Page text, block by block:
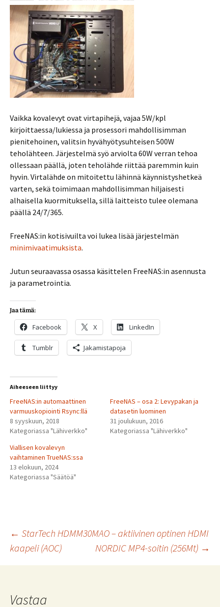
Vaikka kovalevyt ovat virtapihejä, vajaa 5W/kpl
kirjoittaessa/lukiessa ja prosessori mahdollisimman
pienitehoinen, valitsin hyvähyötysuhteisen 500W
teholähteen. Järjestelmä syö arviolta 60W verran tehoa
ollessaan päällä, joten teholähde riittää paremmin kuin
hyvin. Virtalähde on mitoitettu lähinnä käynnistyshetkeä
varten, sekä toimimaan mahdollisimman hiljaisesti
alhaisella kuormituksella, sillä laitteisto tulee olemana
päällä 24/7/365.
FreeNAS:in kotisivuilta voi lukea lisää järjestelmän
minimivaatimuksista.
Jutun seuraavassa osassa käsittelen FreeNAS:in asennusta
ja parametrointia.
Jaa tämä:
Facebook X LinkedIn
Tumblr Jakamistapoja
Aiheeseen liittyy
FreeNAS:in automaattinen
varmuuskopiointi Rsync:llä
8 syyskuun, 2018
Kategoriassa "Lähiverkko"
FreeNAS – osa 2: Levypakan ja
datasetin luominen
31 joulukuun, 2016
Kategoriassa "Lähiverkko"
Viallisen kovalevyn
vaihtaminen TrueNAS:ssa
13 elokuun, 2024
Kategoriassa "Säätöä"
Artikkelien
selaus
← StarTech HDMM30MAO – aktiivinen optinen HDMI
kaapeli (AOC)
NORDIC MP4-soitin (256Mt) →
Vastaa